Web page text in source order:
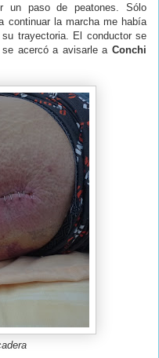
un paso de peatones. Sólo
continuar la marcha me había
trayectoria. El conductor se
acercó a avisarle a Conchi